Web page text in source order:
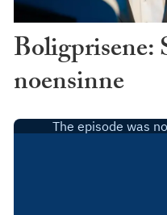
Boligprisene:
noensinne